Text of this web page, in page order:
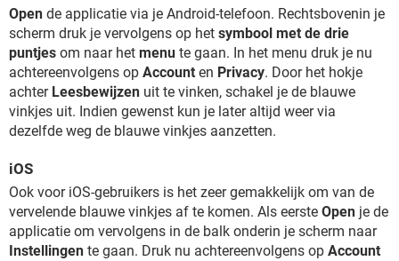
Open de applicatie via je Android-telefoon. Rechtsbovenin je
scherm druk je vervolgens op het symbool met de drie
puntjes om naar het menu te gaan. In het menu druk je nu
achtereenvolgens op Account en Privacy. Door het hokje
achter Leesbewijzen uit te vinken, schakel je de blauwe
vinkjes uit. Indien gewenst kun je later altijd weer via
dezelfde weg de blauwe vinkjes aanzetten.
iOS
Ook voor iOS-gebruikers is het zeer gemakkelijk om van de
vervelende blauwe vinkjes af te komen. Als eerste Open je de
applicatie om vervolgens in de balk onderin je scherm naar
Instellingen te gaan. Druk nu achtereenvolgens op Account